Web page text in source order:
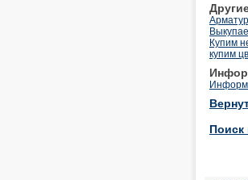
Купим
купим
Поиск